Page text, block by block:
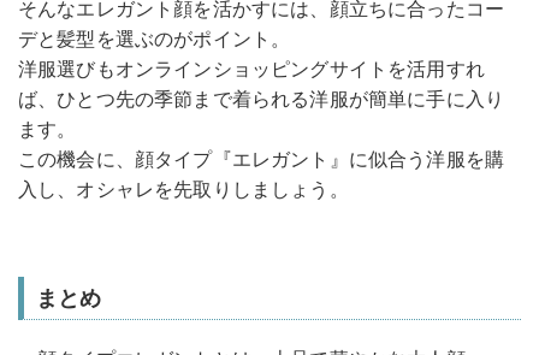
そんなエレガント顔を活かすには、顔立ちに合ったコー
デと髪型を選ぶのがポイント。
洋服選びもオンラインショッピングサイトを活用すれ
ば、ひとつ先の季節まで着られる洋服が簡単に手に入り
ます。
この機会に、顔タイプ『エレガント』に似合う洋服を購
入し、オシャレを先取りしましょう。
まとめ